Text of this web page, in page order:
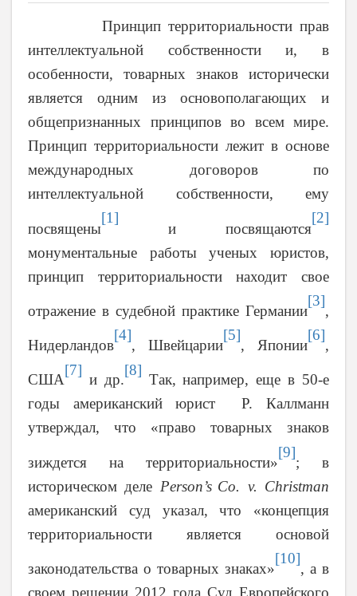
Принцип территориальности прав
интеллектуальной собственности и, в
особенности, товарных знаков исторически
является одним из основополагающих и
общепризнанных принципов во всем мире.
Принцип территориальности лежит в основе
международных договоров по
интеллектуальной собственности, ему
посвящены
[1]
и посвящаются
[2]
монументальные работы ученых юристов,
принцип территориальности находит свое
отражение в судебной практике Германии
[3]
,
Нидерландов
[4]
, Швейцарии
[5]
, Японии
[6]
,
США
[7]
и др.
[8]
Так, например, еще в 50-е
годы американский юрист Р. Каллманн
утверждал, что «право товарных знаков
зиждется на территориальности»
[9]
; в
историческом деле Person’s Co. v. Christman
американский суд указал, что «концепция
территориальности является основой
законодательства о товарных знаках»
[10]
, а в
своем решении 2012 года Суд Европейского